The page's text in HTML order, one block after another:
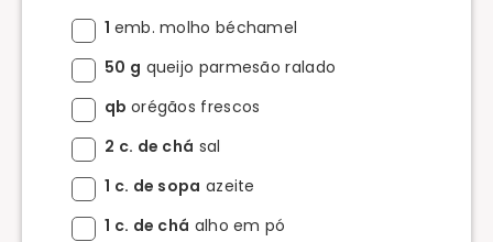
1 emb. molho béchamel
50 g queijo parmesão ralado
qb orégãos frescos
2 c. de chá sal
1 c. de sopa azeite
1 c. de chá alho em pó